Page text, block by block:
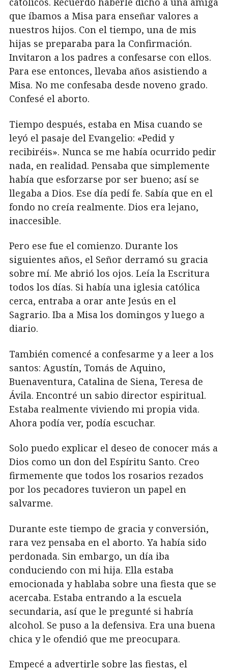
que íbamos a Misa para enseñar valores a
nuestros hijos. Con el tiempo, una de mis
hijas se preparaba para la Confirmación.
Invitaron a los padres a confesarse con ellos.
Para ese entonces, llevaba años asistiendo a
Misa. No me confesaba desde noveno grado.
Confesé el aborto.
Tiempo después, estaba en Misa cuando se
leyó el pasaje del Evangelio: «Pedid y
recibiréis». Nunca se me había ocurrido pedir
nada, en realidad. Pensaba que simplemente
había que esforzarse por ser bueno; así se
llegaba a Dios. Ese día pedí fe. Sabía que en el
fondo no creía realmente. Dios era lejano,
inaccesible.
Pero ese fue el comienzo. Durante los
siguientes años, el Señor derramó su gracia
sobre mí. Me abrió los ojos. Leía la Escritura
todos los días. Si había una iglesia católica
cerca, entraba a orar ante Jesús en el
Sagrario. Iba a Misa los domingos y luego a
diario.
También comencé a confesarme y a leer a los
santos: Agustín, Tomás de Aquino,
Buenaventura, Catalina de Siena, Teresa de
Ávila. Encontré un sabio director espiritual.
Estaba realmente viviendo mi propia vida.
Ahora podía ver, podía escuchar.
Solo puedo explicar el deseo de conocer más a
Dios como un don del Espíritu Santo. Creo
firmemente que todos los rosarios rezados
por los pecadores tuvieron un papel en
salvarme.
Durante este tiempo de gracia y conversión,
rara vez pensaba en el aborto. Ya había sido
perdonada. Sin embargo, un día iba
conduciendo con mi hija. Ella estaba
emocionada y hablaba sobre una fiesta que se
acercaba. Estaba entrando a la escuela
secundaria, así que le pregunté si habría
alcohol. Se puso a la defensiva. Era una buena
chica y le ofendió que me preocupara.
Empecé a advertirle sobre las fiestas, el